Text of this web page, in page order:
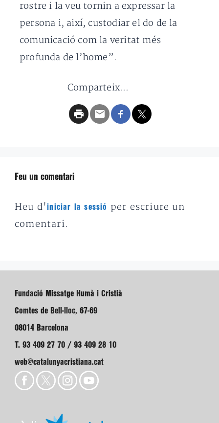
rostre i la veu tornin a expressar la
persona i, així, custodiar el do de la
comunicació com la veritat més
profunda de l’home”.
Comparteix...
Feu un comentari
Heu d'iniciar la sessió
per escriure un
comentari.
Fundació Missatge Humà i Cristià
Comtes de Bell-lloc, 67-69
08014 Barcelona
T. 93 409 27 70 / 93 409 28 10
web@catalunyacristiana.cat